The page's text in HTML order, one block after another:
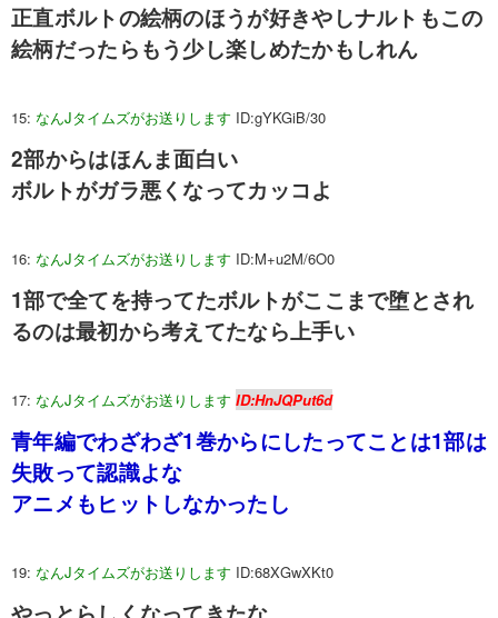
正直ボルトの絵柄のほうが好きやしナルトもこの
絵柄だったらもう少し楽しめたかもしれん
15: なんJタイムズがお送りします ID:gYKGiB/30
2部からはほんま面白い
ボルトがガラ悪くなってカッコよ
16: なんJタイムズがお送りします ID:M+u2M/6O0
1部で全てを持ってたボルトがここまで堕とされ
るのは最初から考えてたなら上手い
17: なんJタイムズがお送りします ID:HnJQPut6d
青年編でわざわざ1巻からにしたってことは1部は
失敗って認識よな
アニメもヒットしなかったし
19: なんJタイムズがお送りします ID:68XGwXKt0